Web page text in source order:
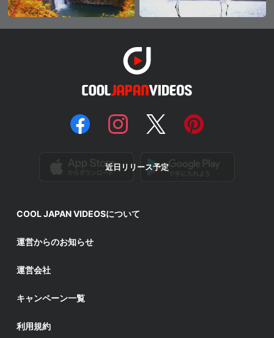
近日リリース予定
COOL JAPAN VIDEOSについて
運営からのお知らせ
運営会社
キャンペーン一覧
利用規約